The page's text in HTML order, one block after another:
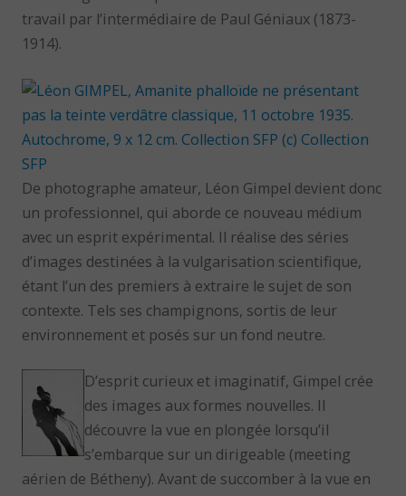
travail par l’intermédiaire de Paul Géniaux (1873-
1914).
De photographe amateur, Léon Gimpel devient donc
un professionnel, qui aborde ce nouveau médium
avec un esprit expérimental. Il réalise des séries
d’images destinées à la vulgarisation scientifique,
étant l’un des premiers à extraire le sujet de son
contexte. Tels ses champignons, sortis de leur
environnement et posés sur un fond neutre.
D’esprit curieux et imaginatif, Gimpel crée
des images aux formes nouvelles. Il
découvre la vue en plongée lorsqu’il
s’embarque sur un dirigeable (meeting
aérien de Bétheny). Avant de succomber à la vue en